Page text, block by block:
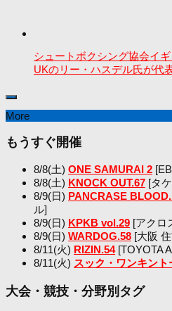
シュートボクシング協会イ
UKのリー・ハスデル氏が代
More
もうすぐ開催
8/8(土) ONE SAMURAI 2
8/8(土) KNOCK OUT.67 [タ
8/9(日) PANCRASE
ル]
8/9(日) KPKB vol.29 [アクロ
8/9(日) WARDOG.58 [大阪
8/11(火) RIZIN.54[TOYOTA
8/11(火) スック・ワンキント
大会・競技・分野別タグ